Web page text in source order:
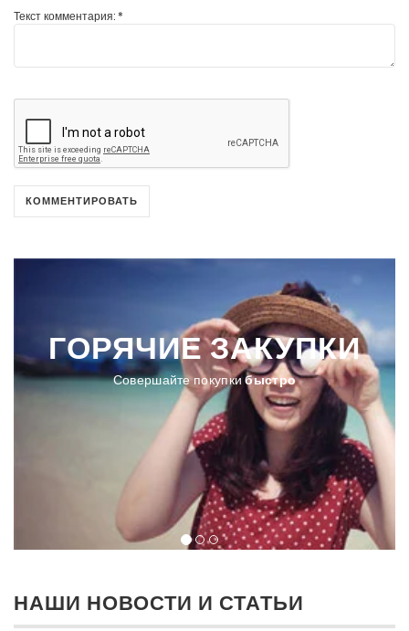
Текст комментария:*
ГОРЯЧИЕЗАКУПКИ
Совершайте покупкибыстро
НАШИ НОВОСТИ И СТАТЬИ